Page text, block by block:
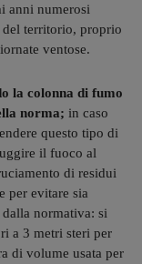
anni numerosi
territorio, proprio
ventose.
la colonna di fumo
norma; in caso
questo tipo di
il fuoco al
di residui
per evitare sia
normativa: si
a 3 metri steri per
di volume usata per